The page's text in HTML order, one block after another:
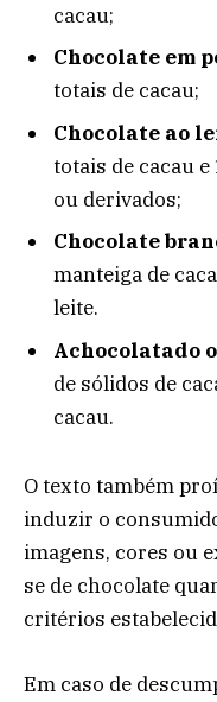
cacau;
Chocolate em
totais de cacau;
Chocolate ao
totais de cacau
ou derivados;
Chocolate
manteiga de
leite.
Achocolatado
de sólidos de
cacau.
O texto também
induzir o
imagens, cores ou
se de chocolate
critérios
Em caso de